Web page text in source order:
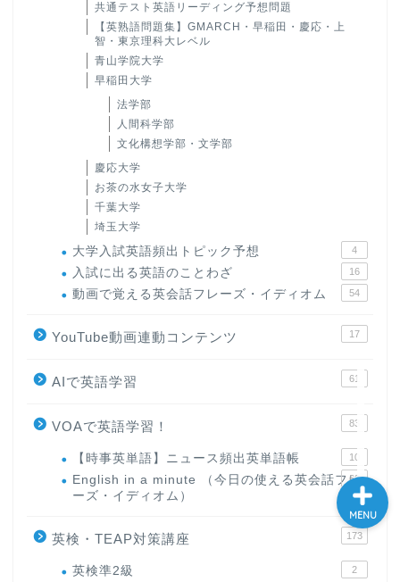
共通テスト英語リーディング予想問題
【英熟語問題集】GMARCH・早稲田・慶応・上
智・東京理科大レベル
青山学院大学
早稲田大学
法学部
人間科学部
文化構想学部・文学部
慶応大学
お茶の水女子大学
千葉大学
埼玉大学
大学入試英語頻出トピック予想 4
入試に出る英語のことわざ 16
動画で覚える英会話フレーズ・イディオム 54
YouTube動画連動コンテンツ 17
AIで英語学習 61
VOAで英語学習！ 83
【時事英単語】ニュース頻出英単語帳 10
English in a minute （今日の使える英会話フレ
ーズ・イディオム）
63
英検・TEAP対策講座 173
英検準2級 2
MENU
ホーム
原田高志の”ほぼ日刊”英語
“シン”・英会話スピード表
英語名言・格言・カッコい
い英語＆素敵な英文フレー
ズ集